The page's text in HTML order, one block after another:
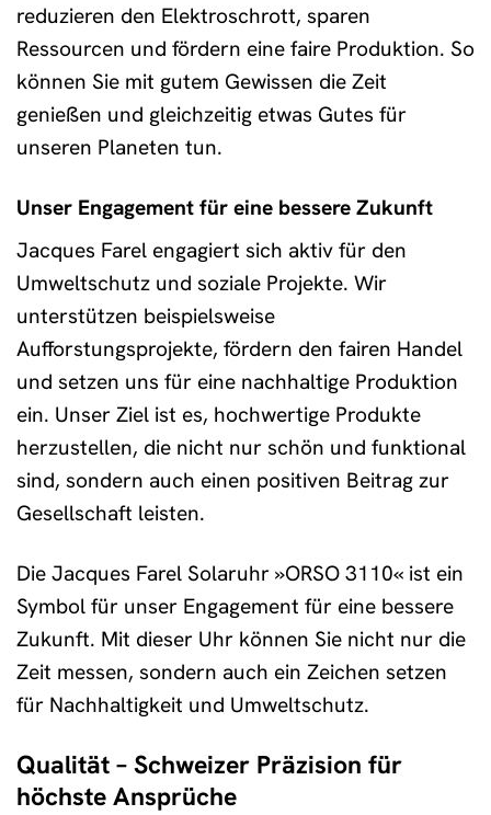
reduzieren den Elektroschrott, sparen
Ressourcen und fördern eine faire Produktion. So
können Sie mit gutem Gewissen die Zeit
genießen und gleichzeitig etwas Gutes für
unseren Planeten tun.
Unser Engagement für eine bessere Zukunft
Jacques Farel engagiert sich aktiv für den
Umweltschutz und soziale Projekte. Wir
unterstützen beispielsweise
Aufforstungsprojekte, fördern den fairen Handel
und setzen uns für eine nachhaltige Produktion
ein. Unser Ziel ist es, hochwertige Produkte
herzustellen, die nicht nur schön und funktional
sind, sondern auch einen positiven Beitrag zur
Gesellschaft leisten.
Die Jacques Farel Solaruhr »ORSO 3110« ist ein
Symbol für unser Engagement für eine bessere
Zukunft. Mit dieser Uhr können Sie nicht nur die
Zeit messen, sondern auch ein Zeichen setzen
für Nachhaltigkeit und Umweltschutz.
Qualität – Schweizer Präzision für
höchste Ansprüche